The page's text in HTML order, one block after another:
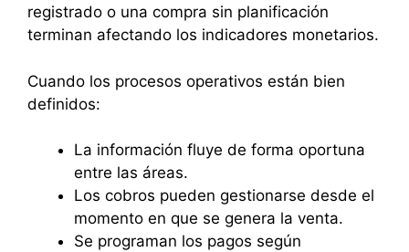
registrado o una compra sin planificación
terminan afectando los indicadores monetarios.
Cuando los procesos operativos están bien
definidos:
La información fluye de forma oportuna
entre las áreas.
Los cobros pueden gestionarse desde el
momento en que se genera la venta.
Se programan los pagos según